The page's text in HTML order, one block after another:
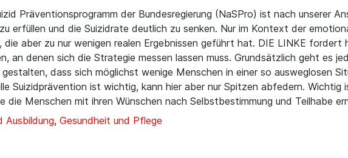
Präventionsprogramm der Bundesregierung (NaSPro) ist nach unserer
erfüllen und die Suizidrate deutlich zu senken. Nur im Kontext der
die aber zu nur wenigen realen Ergebnissen geführt hat. DIE LINKE fordert
an denen sich die Strategie messen lassen muss. Grundsätzlich geht es
dass sich möglichst wenige Menschen in einer so ausweglosen
Suizidprävention ist wichtig, kann hier aber nur Spitzen abfedern.
die Menschen mit ihren Wünschen nach Selbstbestimmung und Teilhabe
Ausbildung, Gesundheit und Pflege